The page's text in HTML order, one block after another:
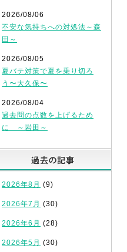
2026/08/06
不安な気持ちへの対処法～森
田～
2026/08/05
夏バテ対策で夏を乗り切ろ
う〜大久保〜
2026/08/04
過去問の点数を上げるため
に ～岩田～
2026年8月 (9)
2026年7月 (30)
2026年6月 (28)
2026年5月 (30)